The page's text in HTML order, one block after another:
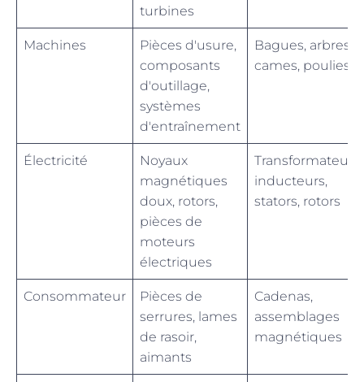
turbines
Machines
Pièces d'usure,
composants
d'outillage,
systèmes
d'entraînement
Bagues, arbres,
cames, poulies
Électricité
Noyaux
magnétiques
doux, rotors,
pièces de
moteurs
électriques
Transformateurs,
inducteurs,
stators, rotors
Consommateur
Pièces de
serrures, lames
de rasoir,
aimants
Cadenas,
assemblages
magnétiques